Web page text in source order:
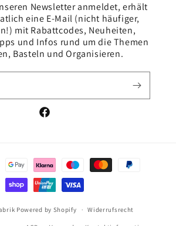
Newsletter anmeldet, erhält
eine E-Mail (nicht häufiger,
mit Rabattcodes, Neuheiten,
und Infos rund um die Themen
Basteln und Organisieren.
Facebook
Powered by Shopify Widerrufsrecht